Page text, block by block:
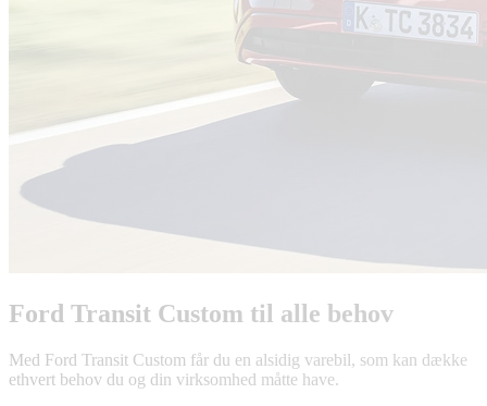
Ford Transit Custom til alle behov
Med Ford Transit Custom får du en alsidig varebil, som kan dække
ethvert behov du og din virksomhed måtte have.